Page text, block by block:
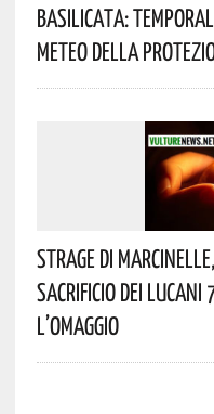
Basilicata:
Meteo Della
Strage Di
Sacrificio Dei Lucani
L’omaggio